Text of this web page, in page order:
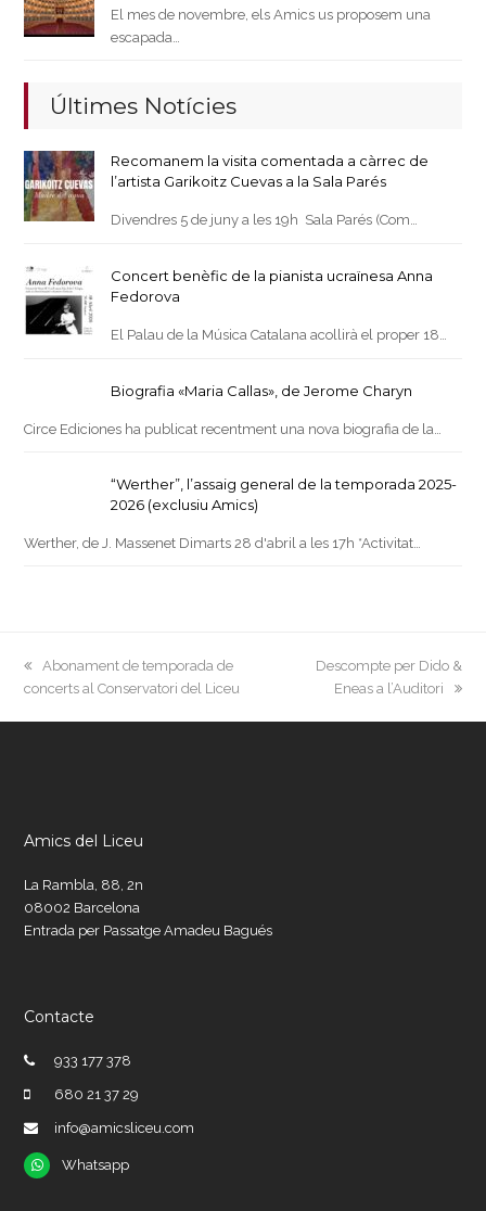
El mes de novembre, els Amics us proposem una
escapada…
Últimes Notícies
Recomanem la visita comentada a càrrec de
l’artista Garikoitz Cuevas a la Sala Parés
Divendres 5 de juny a les 19h Sala Parés (Com…
Concert benèfic de la pianista ucraïnesa Anna
Fedorova
El Palau de la Música Catalana acollirà el proper 18…
Biografia «Maria Callas», de Jerome Charyn
Circe Ediciones ha publicat recentment una nova biografia de la…
“Werther”, l’assaig general de la temporada 2025-
2026 (exclusiu Amics)
Werther, de J. Massenet Dimarts 28 d'abril a les 17h *Activitat…
previous
post:
Abonament de temporada de
concerts al Conservatori del Liceu
next
post:
Descompte per Dido &
Eneas a l’Auditori
Amics del Liceu
La Rambla, 88, 2n
08002 Barcelona
Entrada per Passatge Amadeu Bagués
Contacte
933 177 378
680 21 37 29
info@amicsliceu.com
Whatsapp
Whatsapp